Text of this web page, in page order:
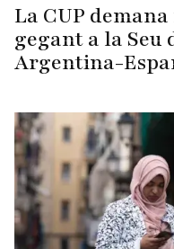
La CUP
gegant a la
Argentina-